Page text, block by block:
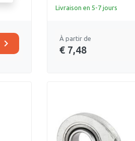
chevron_right
Livraison en 5-7 jours
À partir de
€ 7,48